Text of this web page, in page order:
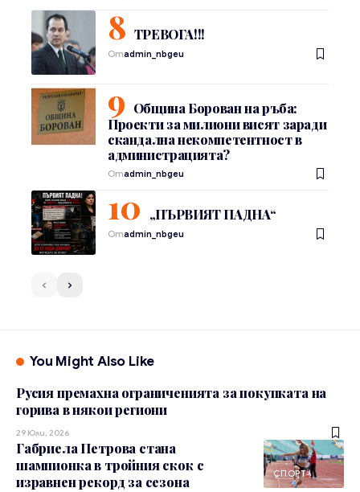
ТРЕВОГА!!!
Отadmin_nbgeu
Община Борован на ръба:
Проекти за милиони висят заради
скандална некомпетентност в
администрацията?
Отadmin_nbgeu
„ПЪРВИЯТ ПАДНА“
Отadmin_nbgeu
You Might Also Like
Русия премахна ограниченията за покупката на
горива в някои региони
29 Юли, 2026
СПОРТ
Габриела Петрова стана
шампионка в тройния скок с
изравнен рекорд за сезона